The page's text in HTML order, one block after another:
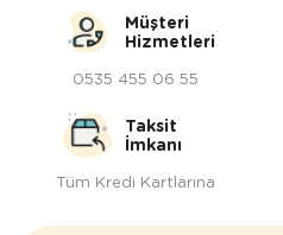
Müşteri
Hizmetleri
0535 455 06 55
Taksit
İmkanı
Tüm Kredi Kartlarına